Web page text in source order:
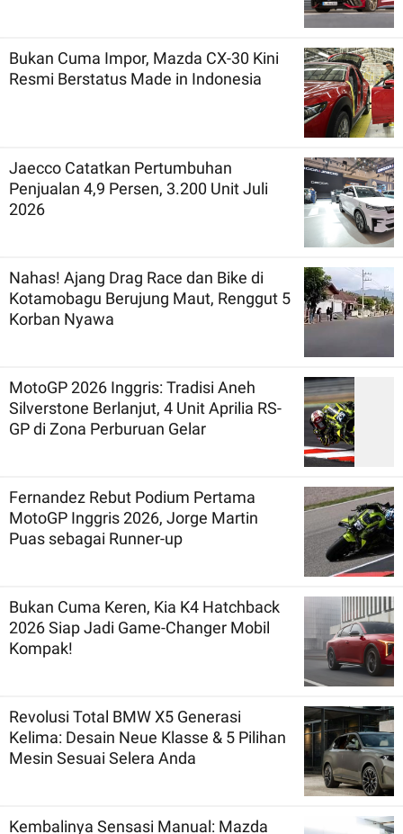
Bukan Cuma Impor, Mazda CX-30 Kini
Resmi Berstatus Made in Indonesia
Jaecco Catatkan Pertumbuhan
Penjualan 4,9 Persen, 3.200 Unit Juli
2026
Nahas! Ajang Drag Race dan Bike di
Kotamobagu Berujung Maut, Renggut 5
Korban Nyawa
MotoGP 2026 Inggris: Tradisi Aneh
Silverstone Berlanjut, 4 Unit Aprilia RS-
GP di Zona Perburuan Gelar
Fernandez Rebut Podium Pertama
MotoGP Inggris 2026, Jorge Martin
Puas sebagai Runner-up
Bukan Cuma Keren, Kia K4 Hatchback
2026 Siap Jadi Game-Changer Mobil
Kompak!
Revolusi Total BMW X5 Generasi
Kelima: Desain Neue Klasse & 5 Pilihan
Mesin Sesuai Selera Anda
Kembalinya Sensasi Manual: Mazda